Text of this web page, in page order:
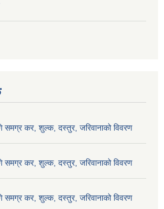
कर, शुल्क, दस्तुर, जरिवानाको विवरण
कर, शुल्क, दस्तुर, जरिवानाको विवरण
कर, शुल्क, दस्तुर, जरिवानाको विवरण